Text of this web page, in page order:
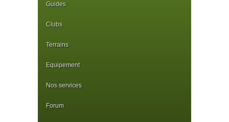
Guides
Clubs
Terrains
Equipement
Nos services
Forum